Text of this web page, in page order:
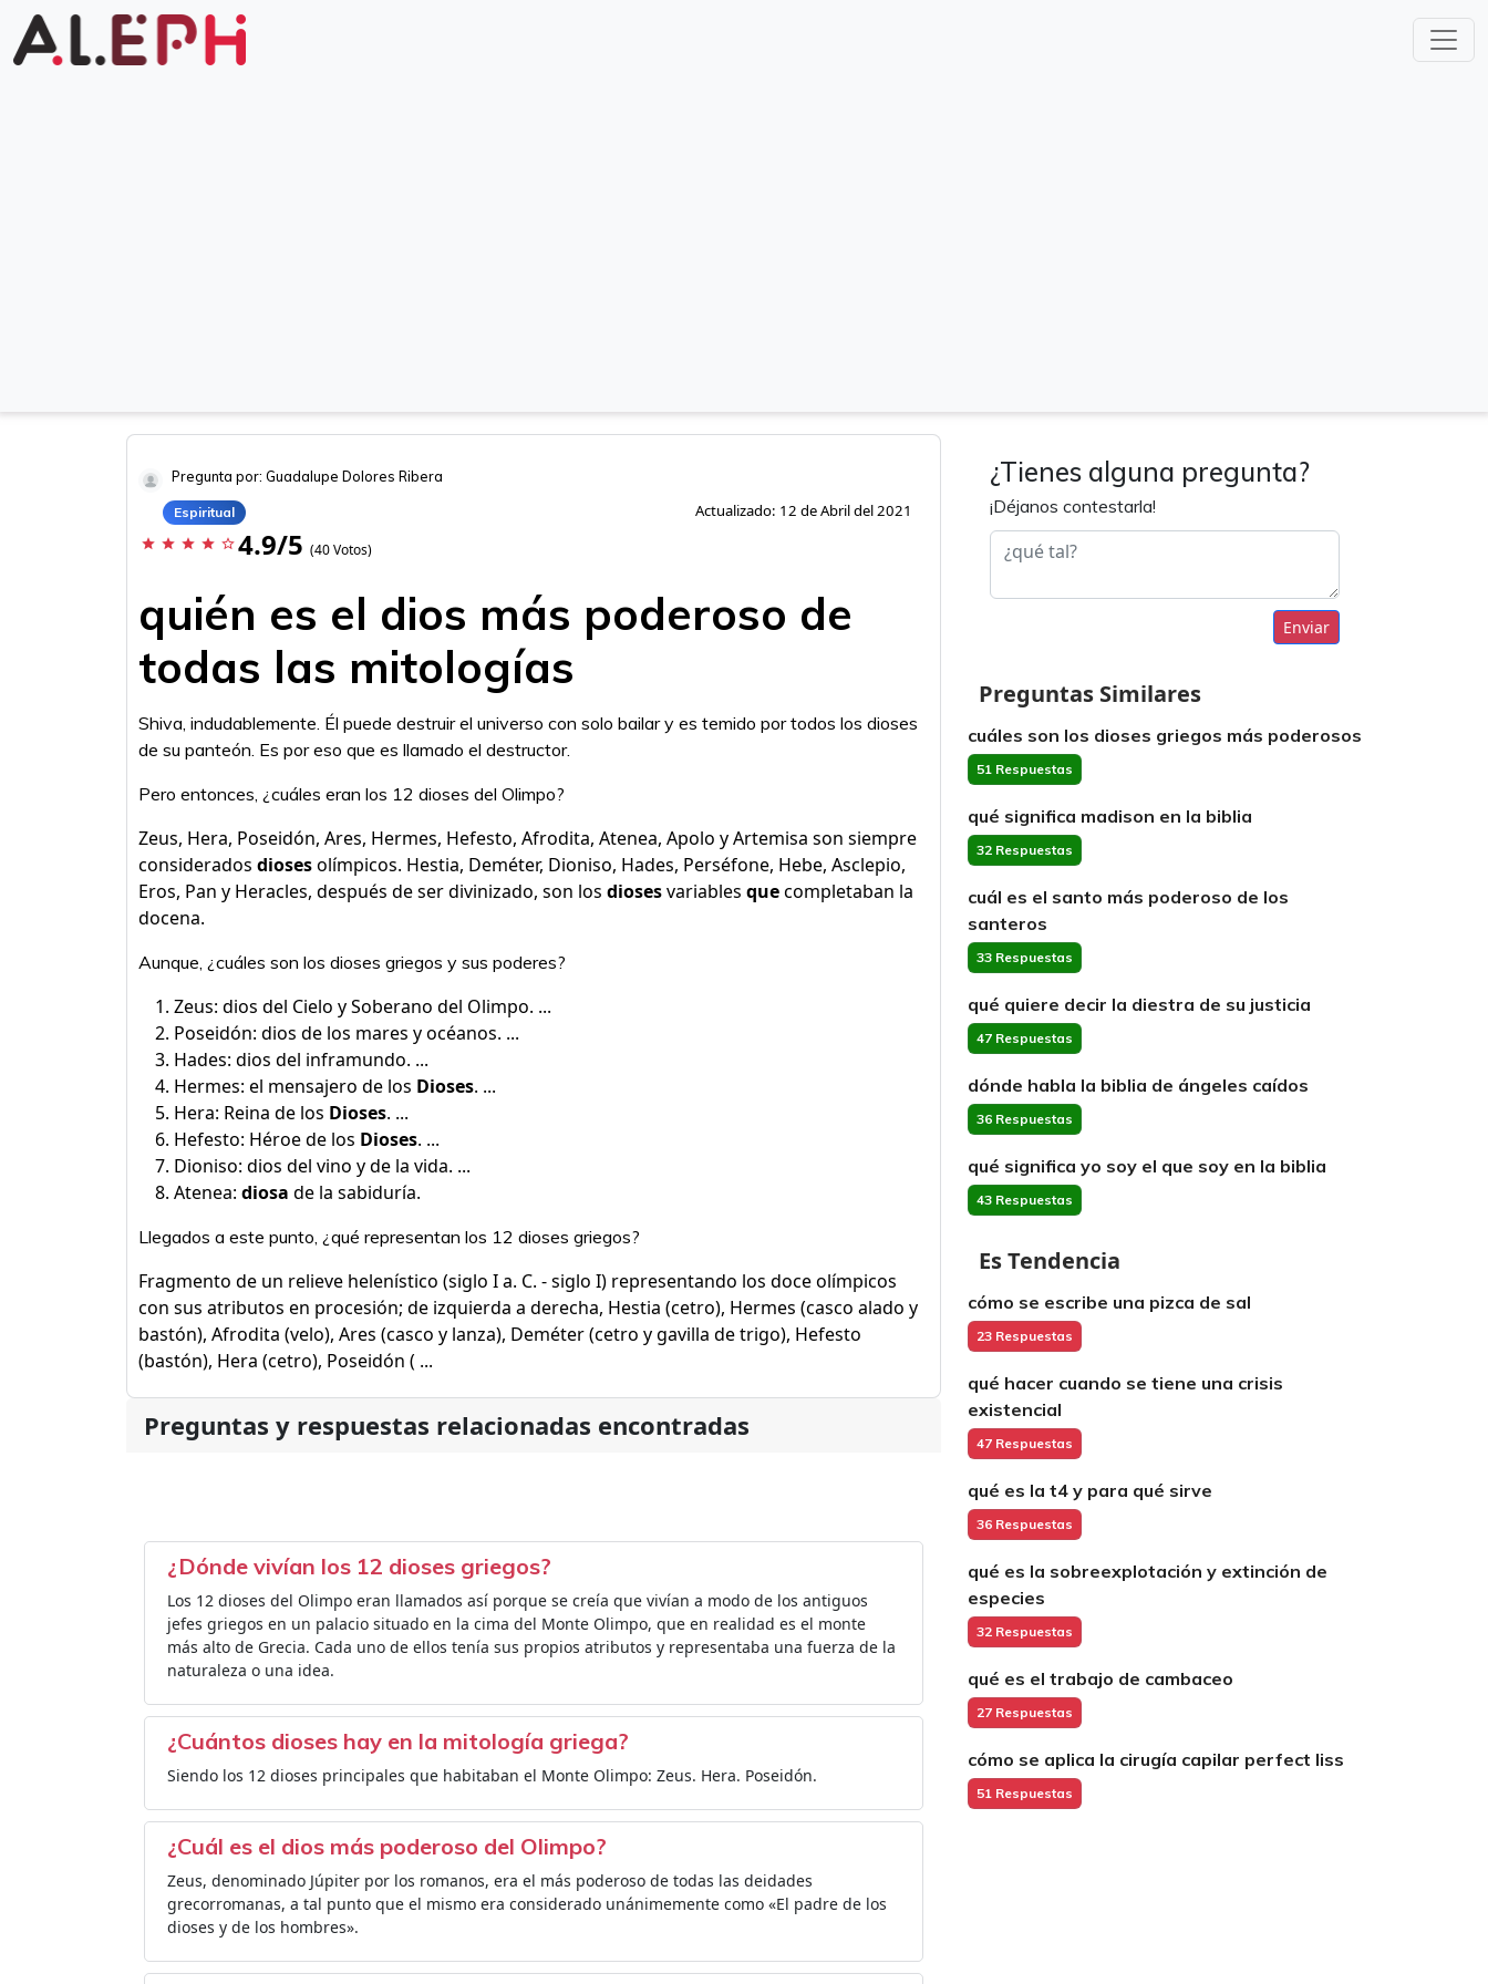
Pregunta por: Guadalupe Dolores Ribera
Espiritual Actualizado: 12 de Abril del 2021
star star star star star_border 4.9/5 (40 Votos)
quién es el dios más poderoso de
todas las mitologías
Shiva, indudablemente. Él puede destruir el universo con solo bailar y es temido por todos los dioses
de su panteón. Es por eso que es llamado el destructor.
Pero entonces, ¿cuáles eran los 12 dioses del Olimpo?
Zeus, Hera, Poseidón, Ares, Hermes, Hefesto, Afrodita, Atenea, Apolo y Artemisa son siempre
considerados diosesolímpicos. Hestia, Deméter, Dioniso, Hades, Perséfone, Hebe, Asclepio,
Eros, Pan y Heracles, después de ser divinizado, son los diosesvariables quecompletaban la
docena.
Aunque, ¿cuáles son los dioses griegos y sus poderes?
Zeus: dios del Cielo y Soberano del Olimpo. ...
Poseidón: dios de los mares y océanos. ...
Hades: dios del inframundo. ...
Hermes: el mensajero de los Dioses. ...
Hera: Reina de los Dioses. ...
Hefesto: Héroe de los Dioses. ...
Dioniso: dios del vino y de la vida. ...
Atenea: diosa de la sabiduría.
Llegados a este punto, ¿qué representan los 12 dioses griegos?
Fragmento de un relieve helenístico (siglo I a. C. - siglo I) representando los doce olímpicos
con sus atributos en procesión; de izquierda a derecha, Hestia (cetro), Hermes (casco alado y
bastón), Afrodita (velo), Ares (casco y lanza), Deméter (cetro y gavilla de trigo), Hefesto
(bastón), Hera (cetro), Poseidón ( ...
Preguntas y respuestas relacionadas encontradas
¿Dónde vivían los 12 dioses griegos?
Los 12 dioses del Olimpo eran llamados así porque se creía que vivían a modo de los antiguos
jefes griegos en un palacio situado en la cima del Monte Olimpo, que en realidad es el monte
más alto de Grecia. Cada uno de ellos tenía sus propios atributos y representaba una fuerza de la
naturaleza o una idea.
¿Cuántos dioses hay en la mitología griega?
Siendo los 12 dioses principales que habitaban el Monte Olimpo: Zeus. Hera. Poseidón.
¿Cuál es el dios más poderoso del Olimpo?
Zeus, denominado Júpiter por los romanos, era el más poderoso de todas las deidades
grecorromanas, a tal punto que el mismo era considerado unánimemente como «El padre de los
dioses y de los hombres».
¿Tienes alguna pregunta?
¡Déjanos contestarla!
Enviar
Preguntas Similares
cuáles son los dioses griegos más poderosos
51 Respuestas
qué significa madison en la biblia
32 Respuestas
cuál es el santo más poderoso de los
santeros
33 Respuestas
qué quiere decir la diestra de su justicia
47 Respuestas
dónde habla la biblia de ángeles caídos
36 Respuestas
qué significa yo soy el que soy en la biblia
43 Respuestas
Es Tendencia
cómo se escribe una pizca de sal
23 Respuestas
qué hacer cuando se tiene una crisis
existencial
47 Respuestas
qué es la t4 y para qué sirve
36 Respuestas
qué es la sobreexplotación y extinción de
especies
32 Respuestas
qué es el trabajo de cambaceo
27 Respuestas
cómo se aplica la cirugía capilar perfect liss
51 Respuestas